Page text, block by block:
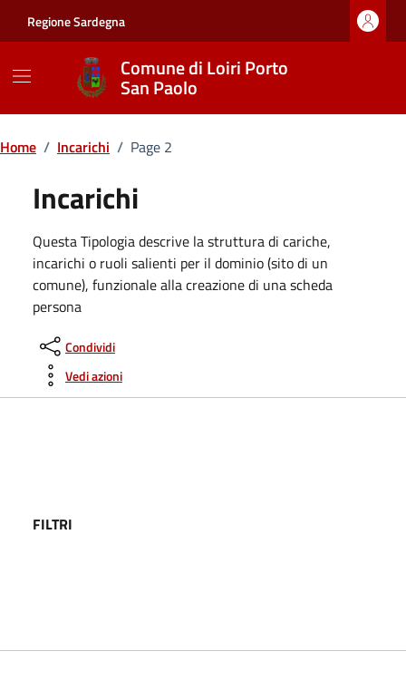
Regione Sardegna
Comune di Loiri Porto
San Paolo
Home / Incarichi / Page 2
Incarichi
Questa Tipologia descrive la struttura di cariche,
incarichi o ruoli salienti per il dominio (sito di un
comune), funzionale alla creazione di una scheda
persona
Condividi
Vedi azioni
FILTRI